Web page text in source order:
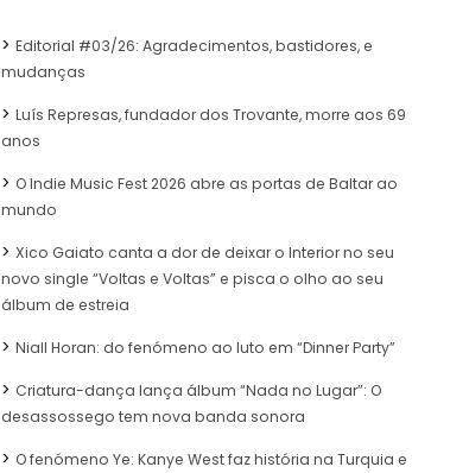
Editorial #03/26: Agradecimentos, bastidores, e
mudanças
Luís Represas, fundador dos Trovante, morre aos 69
anos
O Indie Music Fest 2026 abre as portas de Baltar ao
mundo
Xico Gaiato canta a dor de deixar o Interior no seu
novo single “Voltas e Voltas” e pisca o olho ao seu
álbum de estreia
Niall Horan: do fenómeno ao luto em “Dinner Party”
Criatura-dança lança álbum “Nada no Lugar”: O
desassossego tem nova banda sonora
O fenómeno Ye: Kanye West faz história na Turquia e